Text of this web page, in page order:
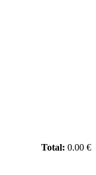
Total: 0.00 €